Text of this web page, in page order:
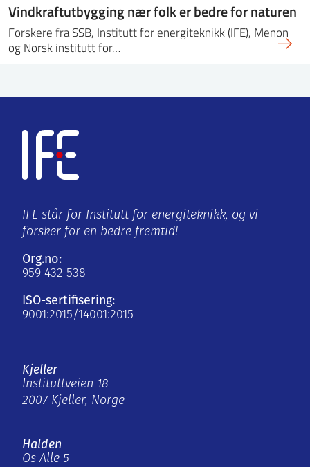
Vindkraftutbygging nær folk er bedre for naturen
Forskere fra SSB, Institutt for energiteknikk (IFE), Menon
og Norsk institutt for…
IFE står for Institutt for energiteknikk, og vi
forsker for en bedre fremtid!
Org.no:
959 432 538
ISO-sertifisering:
9001:2015/14001:2015
Kjeller
Instituttveien 18
2007 Kjeller, Norge
Halden
Os Alle 5